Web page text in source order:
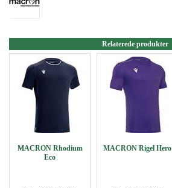
Relaterede produkter
MACRON Rhodium
Eco
MACRON Rigel Hero